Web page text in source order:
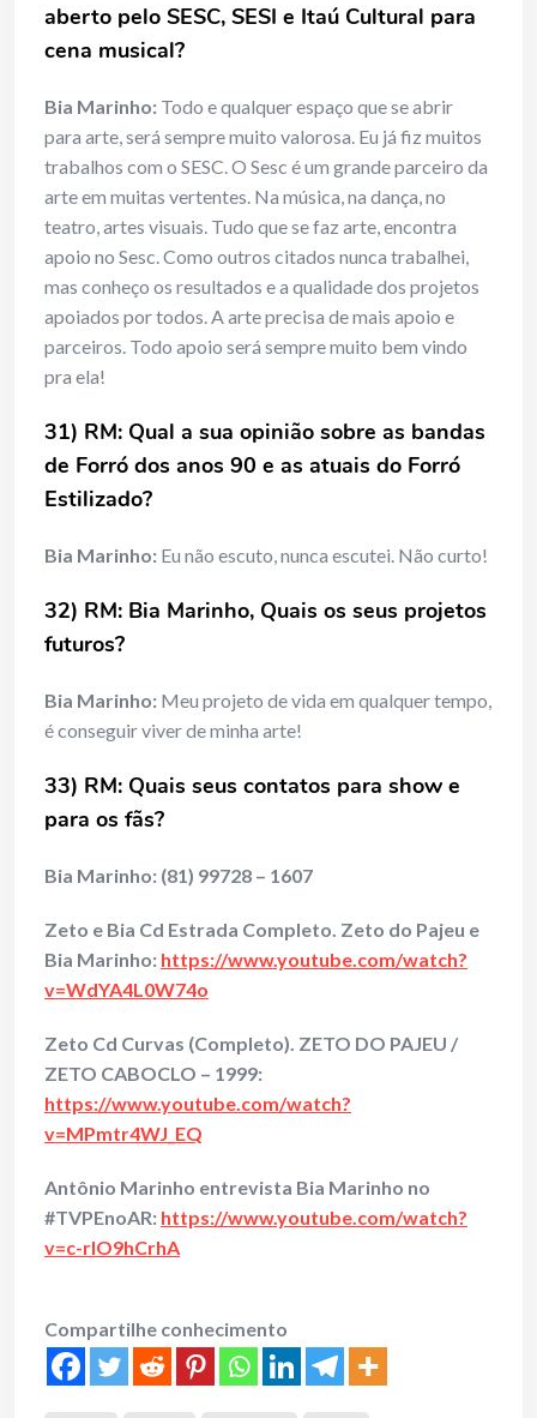
aberto pelo SESC, SESI e Itaú Cultural para
cena musical?
Bia Marinho: Todo e qualquer espaço que se abrir
para arte, será sempre muito valorosa. Eu já fiz muitos
trabalhos com o SESC. O Sesc é um grande parceiro da
arte em muitas vertentes. Na música, na dança, no
teatro, artes visuais. Tudo que se faz arte, encontra
apoio no Sesc. Como outros citados nunca trabalhei,
mas conheço os resultados e a qualidade dos projetos
apoiados por todos. A arte precisa de mais apoio e
parceiros. Todo apoio será sempre muito bem vindo
pra ela!
31) RM: Qual a sua opinião sobre as bandas
de Forró dos anos 90 e as atuais do Forró
Estilizado?
Bia Marinho: Eu não escuto, nunca escutei. Não curto!
32) RM: Bia Marinho, Quais os seus projetos
futuros?
Bia Marinho: Meu projeto de vida em qualquer tempo,
é conseguir viver de minha arte!
33) RM: Quais seus contatos para show e
para os fãs?
Bia Marinho: (81) 99728 – 1607
Zeto e Bia Cd Estrada Completo. Zeto do Pajeu e
Bia Marinho: https://www.youtube.com/watch?
v=WdYA4L0W74o
Zeto Cd Curvas (Completo). ZETO DO PAJEU /
ZETO CABOCLO – 1999:
https://www.youtube.com/watch?
v=MPmtr4WJ_EQ
Antônio Marinho entrevista Bia Marinho no
#TVPEnoAR: https://www.youtube.com/watch?
v=c-rIO9hCrhA
Compartilhe conhecimento